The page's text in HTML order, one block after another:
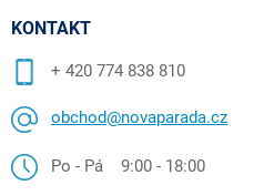
KONTAKT
+ 420 774 838 810
obchod@novaparada.cz
Po - Pá 9:00 - 18:00